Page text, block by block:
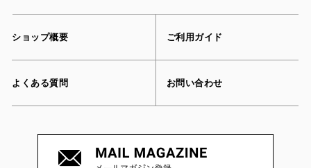
ショップ概要 ご利用ガイド
よくある質問 お問い合わせ